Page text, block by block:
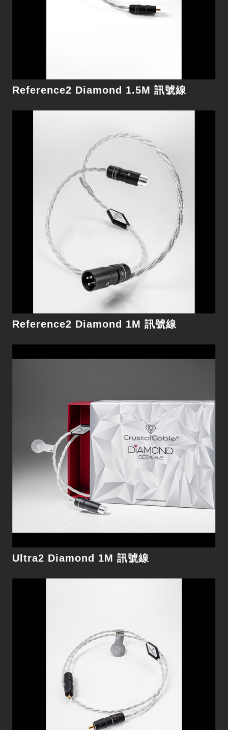
Reference2 Diamond 1.5M 訊號線
Reference2 Diamond 1M 訊號線
Ultra2 Diamond 1M 訊號線
細節
Ultra2 Diamond 1M 訊號線
單晶銀敲門磚，未來夢系列